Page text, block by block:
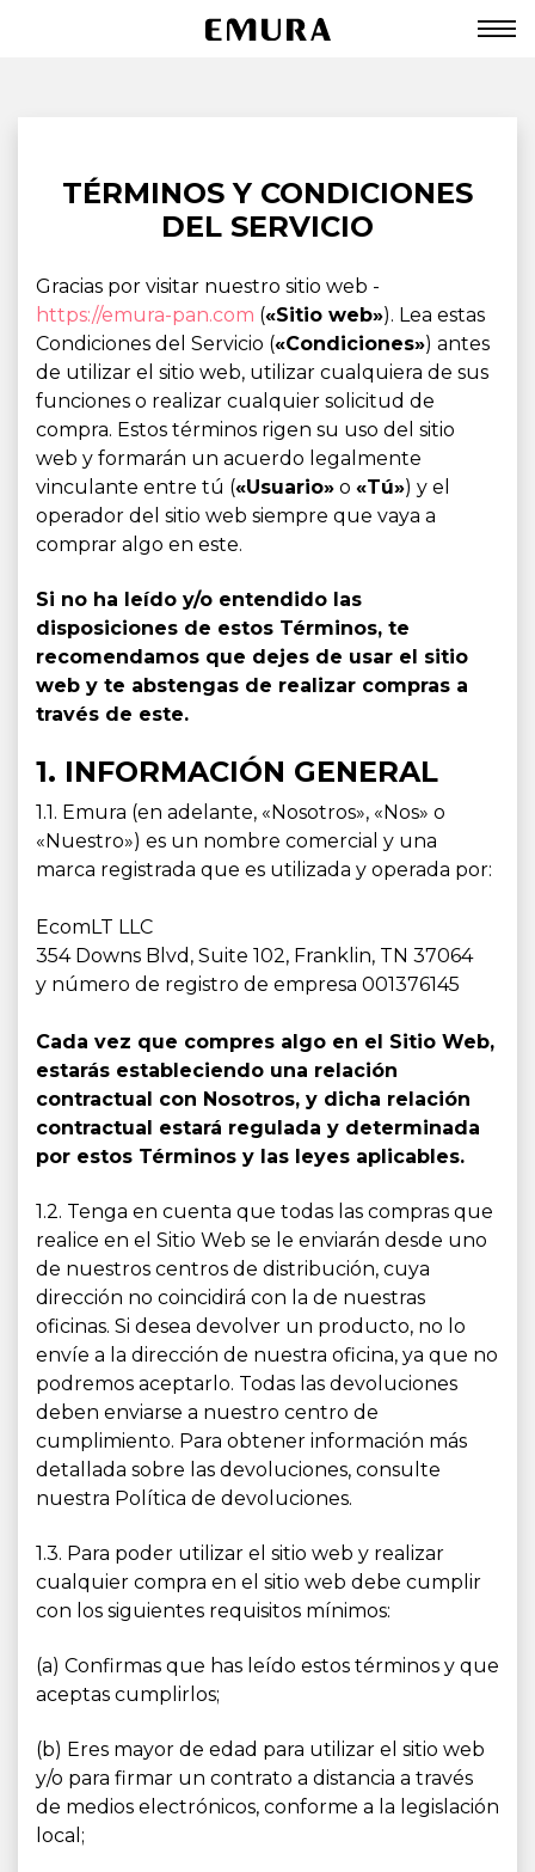
TÉRMINOS Y CONDICIONES
DEL SERVICIO
Gracias por visitar nuestro sitio web -
https://emura-pan.com («Sitio web»). Lea estas
Condiciones del Servicio («Condiciones») antes
de utilizar el sitio web, utilizar cualquiera de sus
funciones o realizar cualquier solicitud de
compra. Estos términos rigen su uso del sitio
web y formarán un acuerdo legalmente
vinculante entre tú («Usuario» o «Tú») y el
operador del sitio web siempre que vaya a
comprar algo en este.
Si no ha leído y/o entendido las
disposiciones de estos Términos, te
recomendamos que dejes de usar el sitio
web y te abstengas de realizar compras a
través de este.
1. INFORMACIÓN GENERAL
1.1. Emura (en adelante, «Nosotros», «Nos» o
«Nuestro») es un nombre comercial y una
marca registrada que es utilizada y operada por:
EcomLT LLC
354 Downs Blvd, Suite 102, Franklin, TN 37064
y número de registro de empresa 001376145
Cada vez que compres algo en el Sitio Web,
estarás estableciendo una relación
contractual con Nosotros, y dicha relación
contractual estará regulada y determinada
por estos Términos y las leyes aplicables.
1.2. Tenga en cuenta que todas las compras que
realice en el Sitio Web se le enviarán desde uno
de nuestros centros de distribución, cuya
dirección no coincidirá con la de nuestras
oficinas. Si desea devolver un producto, no lo
envíe a la dirección de nuestra oficina, ya que no
podremos aceptarlo. Todas las devoluciones
deben enviarse a nuestro centro de
cumplimiento. Para obtener información más
detallada sobre las devoluciones, consulte
nuestra Política de devoluciones.
1.3. Para poder utilizar el sitio web y realizar
cualquier compra en el sitio web debe cumplir
con los siguientes requisitos mínimos:
(a) Confirmas que has leído estos términos y que
aceptas cumplirlos;
(b) Eres mayor de edad para utilizar el sitio web
y/o para firmar un contrato a distancia a través
de medios electrónicos, conforme a la legislación
local;